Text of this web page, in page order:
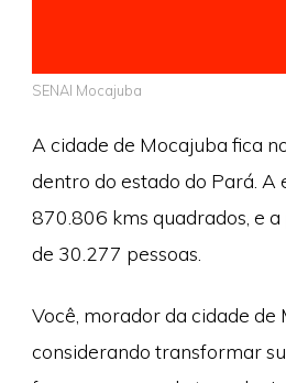
SENAI Mocajuba
A cidade de Mocajuba fica
dentro do estado do Pará. A
870.806 kms quadrados, e
de 30.277 pessoas.
Você, morador da cidade de
considerando transformar